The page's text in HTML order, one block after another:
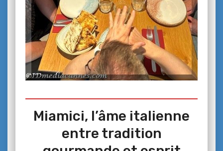
Miamici, l’âme italienne
entre tradition